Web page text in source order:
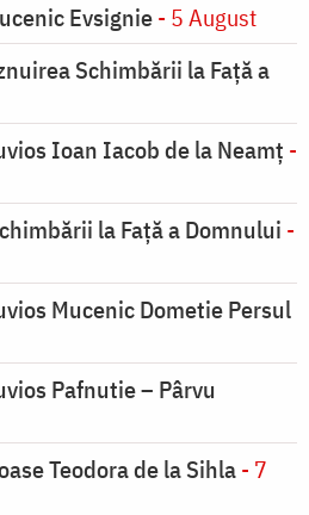
Evsignie- 5 August
Schimbării la Faţă a
Ioan Iacob de la Neamț -
la Faţă a Domnului -
Mucenic Dometie Persul
Pafnutie – Pârvu
Teodora de la Sihla- 7